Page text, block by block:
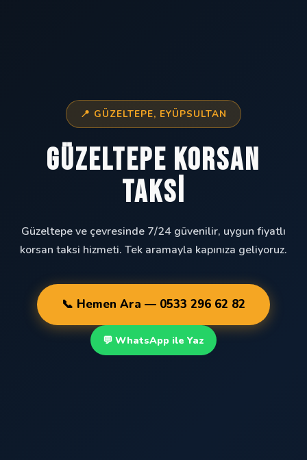
📍 GÜZELTEPE, EYÜPSULTAN
Güzeltepe Korsan
Taksi
Güzeltepe ve çevresinde 7/24 güvenilir, uygun fiyatlı
korsan taksi hizmeti. Tek aramayla kapınıza geliyoruz.
📞 Hemen Ara — 0533 296 62 82
💬 WhatsApp ile Yaz